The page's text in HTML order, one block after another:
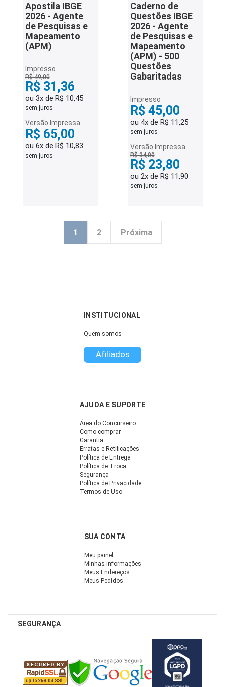
Apostila IBGE
2026 - Agente
de Pesquisas e
Mapeamento
(APM)
Impresso
R$ 49,00
R$ 31,36
ou 3x de R$ 10,45
sem juros
Versão Impressa
R$ 65,00
ou 6x de R$ 10,83
sem juros
Caderno de
Questões IBGE
2026 - Agente
de Pesquisas e
Mapeamento
(APM) - 500
Questões
Gabaritadas
Impresso
R$ 45,00
ou 4x de R$ 11,25
sem juros
Versão Impressa
R$ 34,00
R$ 23,80
ou 2x de R$ 11,90
sem juros
1 2 Próxima
INSTITUCIONAL
Quem somos
Afiliados
AJUDA E SUPORTE
Área do Concurseiro
Como comprar
Garantia
Erratas e Retificações
Política de Entrega
Política de Troca
Segurança
Política de Privacidade
Termos de Uso
SUA CONTA
Meu painel
Minhas informações
Meus Endereços
Meus Pedidos
SEGURANÇA